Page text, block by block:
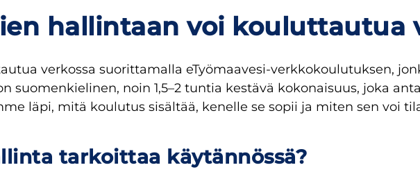
hallintaan voi kouluttautua
verkossa suorittamalla eTyömaavesi-verkkokoulutuksen,
suomenkielinen, noin 1,5–2 tuntia kestävä kokonaisuus, joka
läpi, mitä koulutus sisältää, kenelle se sopii ja miten sen voi
tarkoittaa käytännössä?